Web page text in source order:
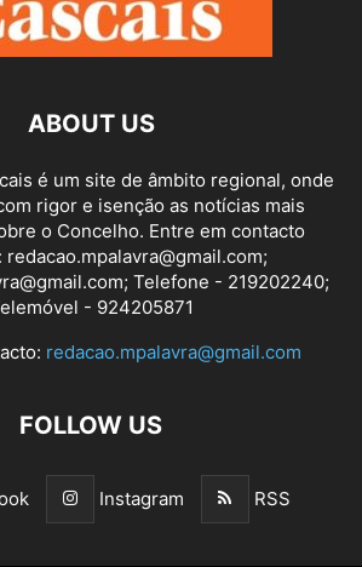
ABOUT US
é um site de âmbito regional, onde
rigor e isenção as notícias mais
o Concelho. Entre em contacto
Telefone - 219202240;
- 924205871
redacao.mpalavra@gmail.com
FOLLOW US
Instagram RSS